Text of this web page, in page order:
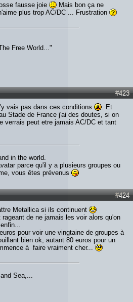
fausse joie
Mais bon ça ne
plus trop AC/DC ... Frustration
Free World..."
#423
vais pas dans ces conditions
. Et
Stade de France j'ai des doutes, si on
verrais peut etre jamais AC/DC et tant
in the world.
parce qu'il y a plusieurs groupes ou
vous êtes prévenus
#424
Metallica si ils continuent
de ne jamais les voir alors qu'on
pour voir une vingtaine de groupes à
bien ok, autant 80 euros pour un
à faire vraiment cher...
Sea,...